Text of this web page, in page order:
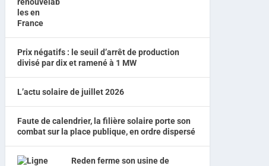
Prix négatifs : le seuil d’arrêt de production
divisé par dix et ramené à 1 MW
L’actu solaire de juillet 2026
Faute de calendrier, la filière solaire porte son
combat sur la place publique, en ordre dispersé
Reden ferme son usine de